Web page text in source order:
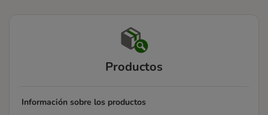
Productos
Información sobre los productos